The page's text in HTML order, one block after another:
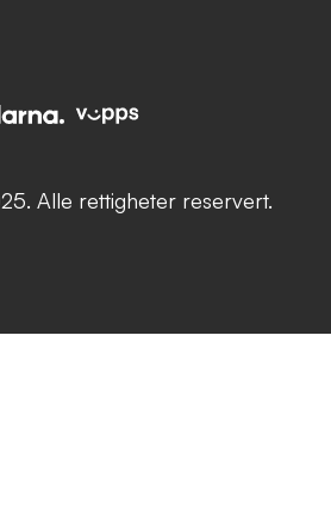
Alle rettigheter reservert.